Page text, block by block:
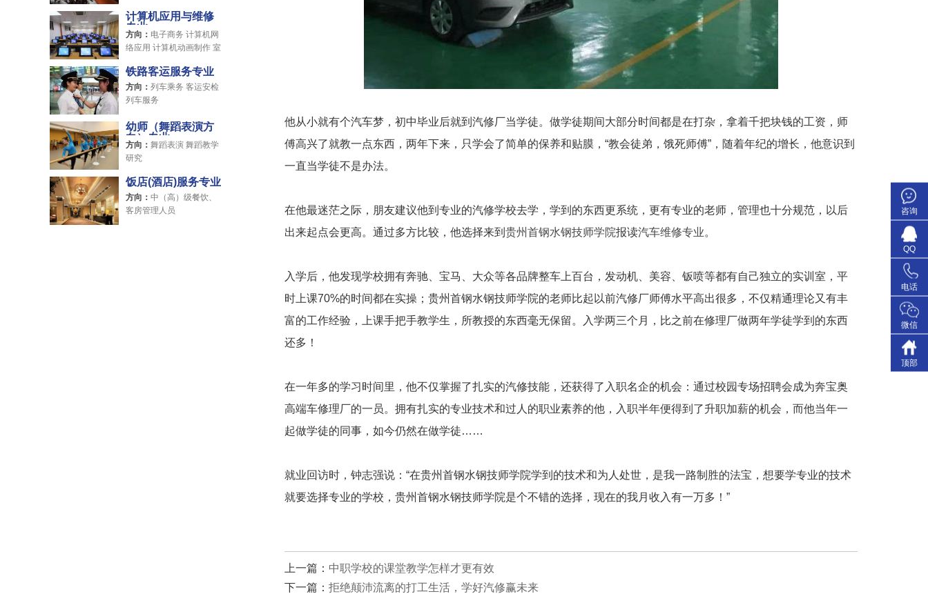
计算机应用与维修
专业
方向： 电子商务 计算机网
络应用 计算机动画制作 室
铁路客运服务专业
方向： 列车乘务 客运安检
列车服务
幼师（舞蹈表演方
向）专业
方向： 舞蹈表演 舞蹈教学
研究
饭店(酒店)服务专业
方向： 中（高）级餐饮、
客房管理人员
他从小就有个汽车梦，初中毕业后就到汽修厂当学徒。做学徒期间大部分时间都是在打杂，拿着千把块钱的工资，师
傅高兴了就教一点东西，两年下来，只学会了简单的保养和贴膜，“教会徒弟，饿死师傅”，随着年纪的增长，他意识到
一直当学徒不是办法。
在他最迷茫之际，朋友建议他到专业的汽修学校去学，学到的东西更系统，更有专业的老师，管理也十分规范，以后
出来起点会更高。通过多方比较，他选择来到 贵州首钢水钢技师学院报读汽车维修专业。
入学后，他发现学校拥有奔驰、宝马、大众等各品牌整车上百台，发动机、美容、钣喷等都有自己独立的实训室，平
时上课70%的时间都在实操；贵州首钢水钢技师学院的老师比起以前汽修厂师傅水平高出很多，不仅精通理论又有丰
富的工作经验，上课手把手教学生，所教授的东西毫无保留。入学两三个月，比之前在修理厂做两年学徒学到的东西
还多！
在一年多的学习时间里，他不仅掌握了扎实的汽修技能，还获得了入职名企的机会：通过校园专场招聘会成为奔宝奥
高端车修理厂的一员。拥有扎实的专业技术和过人的职业素养的他，入职半年便得到了升职加薪的机会，而他当年一
起做学徒的同事，如今仍然在做学徒……
就业回访时，钟志强说：“在贵州首钢水钢技师学院学到的技术和为人处世，是我一路制胜的法宝，想要学专业的技术
就要选择专业的学校，贵州首钢水钢技师学院是个不错的选择，现在的我月收入有一万多！”
上一篇： 中职学校的课堂教学怎样才更有效
下一篇： 拒绝颠沛流离的打工生活，学好汽修赢未来
咨询
QQ
电话
微信
顶部